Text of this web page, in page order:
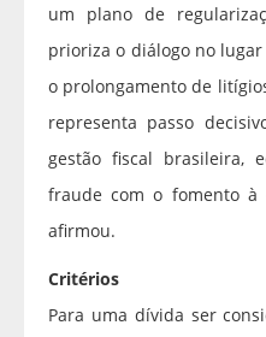
um plano de
prioriza o diálogo no
o prolongamento de
representa passo
gestão fiscal brasileira,
fraude com o fomento à
afirmou.
Critérios
Para uma dívida ser